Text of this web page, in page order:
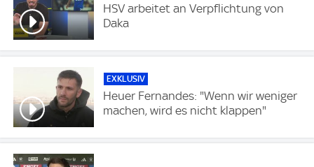
HSV arbeitet an Verpflichtung von
Daka
EXKLUSIV
Heuer Fernandes: "Wenn wir weniger
machen, wird es nicht klappen"